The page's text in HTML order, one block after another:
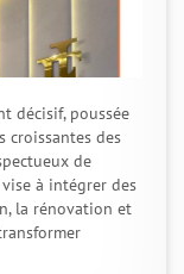
décisif, poussée
croissantes des
de
à intégrer des
la rénovation et